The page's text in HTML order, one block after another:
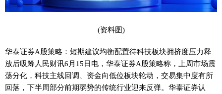
(资料图)
华泰证券A股策略：短期建议均衡配置待科技板块拥挤度压力释
放后吸筹人民财讯6月15日电，华泰证券A股策略称，上周市场震
荡分化，科技主线回调、资金向低位板块轮动，交易集中度有所
回落，下半周部分前期弱势的传统行业迎来反弹。华泰证券认